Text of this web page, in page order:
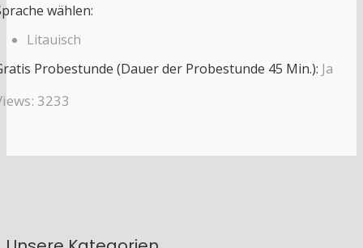
wählen:
Litauisch
Probestunde (Dauer der Probestunde 45 Min.): Ja
3233